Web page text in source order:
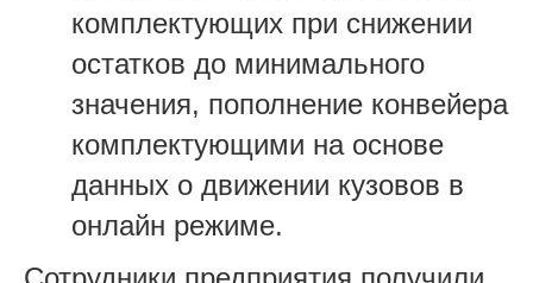
комплектующих при снижении
остатков до минимального
значения, пополнение конвейера
комплектующими на основе
данных о движении кузовов в
онлайн режиме.